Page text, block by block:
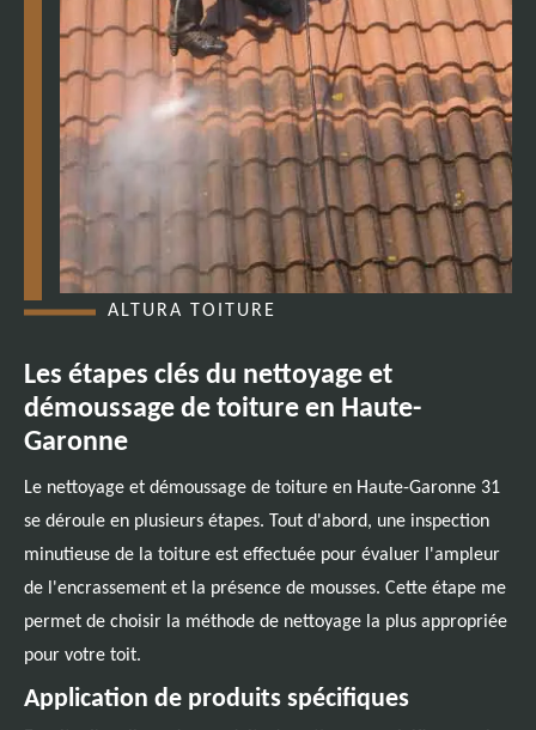
ALTURA TOITURE
Les étapes clés du nettoyage et
démoussage de toiture en Haute-
Garonne
Le nettoyage et démoussage de toiture en Haute-Garonne 31
se déroule en plusieurs étapes. Tout d'abord, une inspection
minutieuse de la toiture est effectuée pour évaluer l'ampleur
de l'encrassement et la présence de mousses. Cette étape me
permet de choisir la méthode de nettoyage la plus appropriée
pour votre toit.
Application de produits spécifiques